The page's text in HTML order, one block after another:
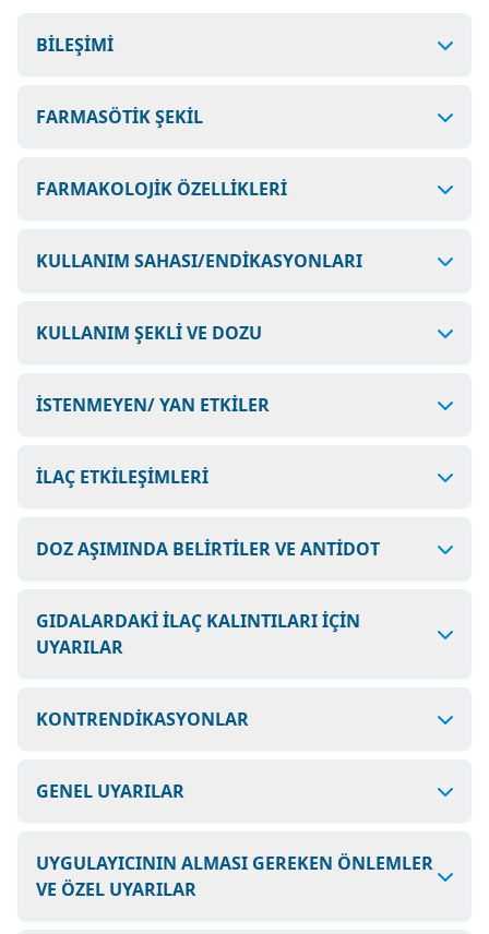
BİLEŞİMİ
FARMASÖTİK ŞEKİL
FARMAKOLOJİK ÖZELLİKLERİ
KULLANIM SAHASI/ENDİKASYONLARI
KULLANIM ŞEKLİ VE DOZU
İSTENMEYEN/ YAN ETKİLER
İLAÇ ETKİLEŞİMLERİ
DOZ AŞIMINDA BELİRTİLER VE ANTİDOT
GIDALARDAKİ İLAÇ KALINTILARI İÇİN
UYARILAR
KONTRENDİKASYONLAR
GENEL UYARILAR
UYGULAYICININ ALMASI GEREKEN ÖNLEMLER
VE ÖZEL UYARILAR